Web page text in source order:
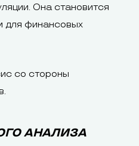
Она становится
для финансовых
со стороны
АНАЛИЗА